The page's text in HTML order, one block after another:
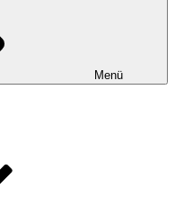
Menü